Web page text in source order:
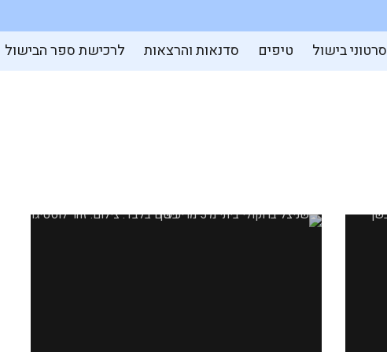
סרטוני בישול טיפים סדנאות והרצאות לרכישת ספר הבישול